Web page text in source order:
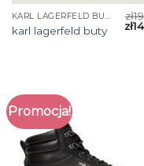
KARL LAGERFELD BUTY
karl lagerfeld buty
zł
zł
Promocja!